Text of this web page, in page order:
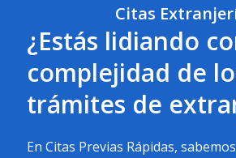
Citas
¿Estás lidiando
complejidad de
trámites de
En Citas Previas Rápidas,